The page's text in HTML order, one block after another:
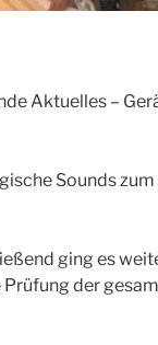
Aktuelles –
Sounds
ging es
der